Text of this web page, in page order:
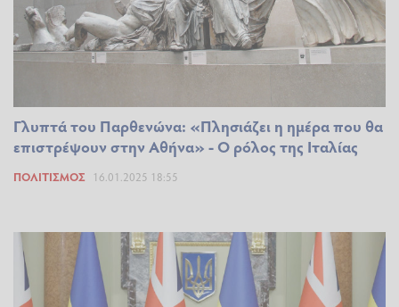
Γλυπτά του Παρθενώνα: «Πλησιάζει η ημέρα που θα
επιστρέψουν στην Αθήνα» - Ο ρόλος της Ιταλίας
ΠΟΛΙΤΙΣΜΌΣ 16.01.2025 18:55